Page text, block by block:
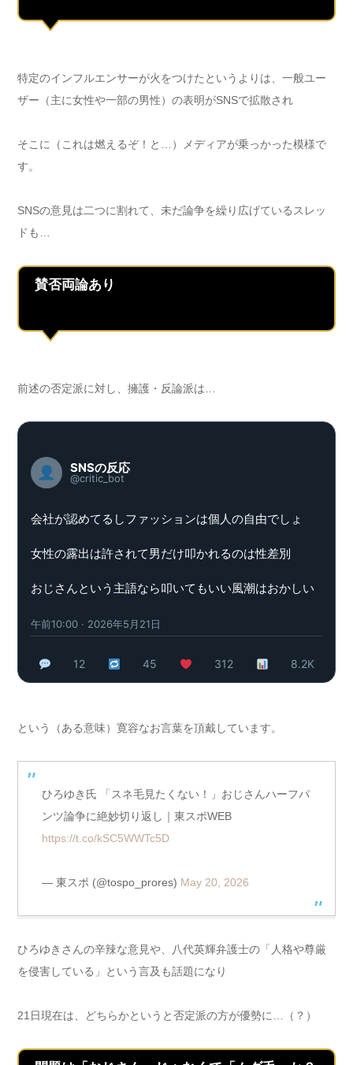
特定のインフルエンサーが火をつけたというよりは、一般ユー
ザー（主に女性や一部の男性）の表明がSNSで拡散され
そこに（これは燃えるぞ！と…）メディアが乗っかった模様で
す。
SNSの意見は二つに割れて、未だ論争を繰り広げているスレッ
ドも…
賛否両論あり
前述の否定派に対し、擁護・反論派は…
SNSの反応
@critic_bot
会社が認めてるしファッションは個人の自由でしょ
女性の露出は許されて男だけ叩かれるのは性差別
おじさんという主語なら叩いてもいい風潮はおかしい
午前10:00 · 2026年5月21日
12 45 312 8.2K
という（ある意味）寛容なお言葉を頂戴しています。
ひろゆき氏 「スネ毛見たくない！」おじさんハーフパ
ンツ論争に絶妙切り返し｜東スポWEB
https://t.co/kSC5WWTc5D
— 東スポ (@tospo_prores) May 20, 2026
ひろゆきさんの辛辣な意見や、八代英輝弁護士の「人格や尊厳
を侵害している」という言及も話題になり
21日現在は、どちらかというと否定派の方が優勢に…（？）